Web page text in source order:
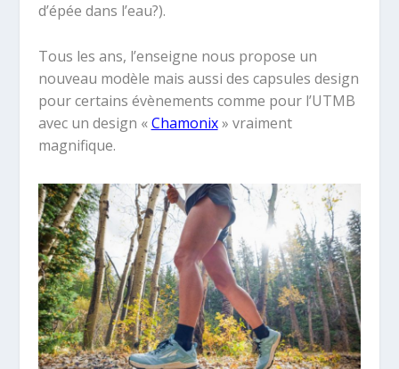
d’épée dans l’eau?).
Tous les ans, l’enseigne nous propose un
nouveau modèle mais aussi des capsules design
pour certains évènements comme pour l’UTMB
avec un design «Chamonix» vraiment
magnifique.